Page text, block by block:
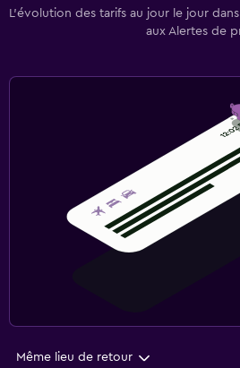
L’évolution des tarifs au jour le jour
aux Alertes de
Même lieu de retour